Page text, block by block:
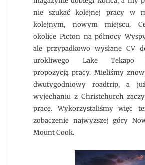
nie szukać kolejnej pracy w
kolejnym, nowym miejscu.
okolice Picton na północy
ale przypadkowo wysłane CV
urokliwego Lake Tekapo
propozycją pracy. Mieliśmy
dwutygodniowy roadtrip, a
wyjechaniu z Christchurch
pracę. Wykorzystaliśmy więc
zobaczenie najwyższej góry
Mount Cook.